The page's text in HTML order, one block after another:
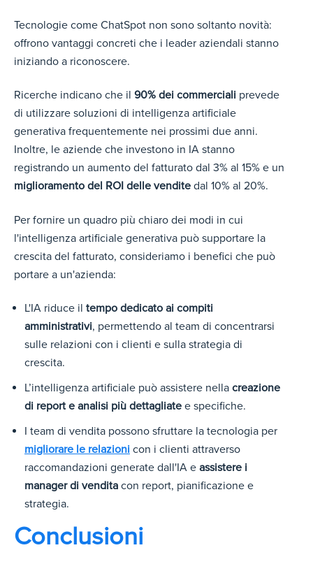
Tecnologie come ChatSpot non sono soltanto novità:
offrono vantaggi concreti che i leader aziendali stanno
iniziando a riconoscere.
Ricerche indicano che il 90% dei commerciali prevede
di utilizzare soluzioni di intelligenza artificiale
generativa frequentemente nei prossimi due anni.
Inoltre, le aziende che investono in IA stanno
registrando un aumento del fatturato dal 3% al 15% e un
miglioramento del ROI delle vendite dal 10% al 20%.
Per fornire un quadro più chiaro dei modi in cui
l'intelligenza artificiale generativa può supportare la
crescita del fatturato, consideriamo i benefici che può
portare a un'azienda:
L'IA riduce il tempo dedicato ai compiti
amministrativi, permettendo al team di concentrarsi
sulle relazioni con i clienti e sulla strategia di
crescita.
L’intelligenza artificiale può assistere nella creazione
di report e analisi più dettagliate e specifiche.
I team di vendita possono sfruttare la tecnologia per
migliorare le relazioni con i clienti attraverso
raccomandazioni generate dall'IA e assistere i
manager di vendita con report, pianificazione e
strategia.
Conclusioni